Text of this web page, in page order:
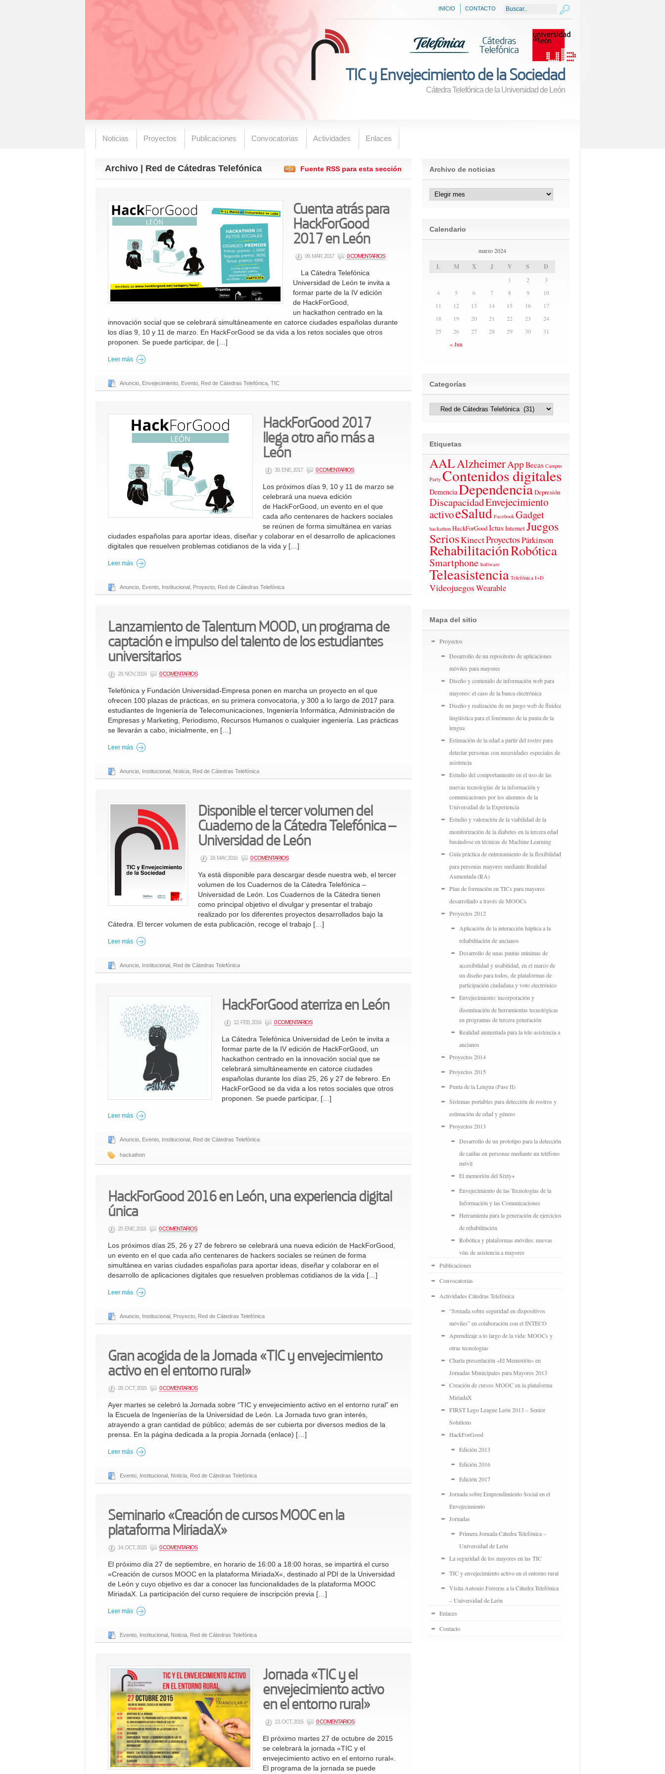
INICIO CONTACTO
TIC y Envejecimiento de la Sociedad
Cátedra Telefónica de la Universidad de León
Noticias Proyectos Publicaciones Convocatorias Actividades Enlaces
Archivo | Red de Cátedras Telefónica Fuente RSS para esta sección
Cuenta atrás para
HackForGood
2017 en León
09. MAR, 2017 0 COMENTARIOS
La Cátedra Telefónica
Universidad de León te invita a
formar parte de la IV edición
de HackForGood,
un hackathon centrado en la
innovación social que se celebrará simultáneamente en catorce ciudades españolas durante
los días 9, 10 y 11 de marzo. En HackForGood se da vida a los retos sociales que otros
proponen. Se puede participar, de […]
Leer más
Anuncio Envejecimiento Evento Red de Cátedras Telefónica TIC
HackForGood 2017
llega otro año más a
León
30. ENE, 2017 0 COMENTARIOS
Los próximos días 9, 10 y 11 de marzo se
celebrará una nueva edición
de HackForGood, un evento en el que
cada año centenares de hackers sociales
se reúnen de forma simultánea en varias
ciudades españolas para aportar ideas, diseñar y colaborar en el desarrollo de aplicaciones
digitales que resuelven problemas cotidianos de la vida y […]
Leer más
Anuncio Evento Institucional Proyecto Red de Cátedras Telefónica
Lanzamiento de Talentum MOOD, un programa de
captación e impulso del talento de los estudiantes
universitarios
29. NOV, 2016 0 COMENTARIOS
Telefónica y Fundación Universidad-Empresa ponen en marcha un proyecto en el que
ofrecen 100 plazas de prácticas, en su primera convocatoria, y 300 a lo largo de 2017 para
estudiantes de Ingeniería de Telecomunicaciones, Ingeniería Informática, Administración de
Empresas y Marketing, Periodismo, Recursos Humanos o cualquier ingeniería. Las prácticas
se llevarán a cabo, inicialmente, en […]
Leer más
Anuncio Institucional Noticia Red de Cátedras Telefónica
Disponible el tercer volumen del
Cuaderno de la Cátedra Telefónica –
Universidad de León
18. MAY, 2016 0 COMENTARIOS
Ya está disponible para descargar desde nuestra web, el tercer
volumen de los Cuadernos de la Cátedra Telefónica –
Universidad de León. Los Cuadernos de la Cátedra tienen
como principal objetivo el divulgar y presentar el trabajo
realizado por los diferentes proyectos desarrollados bajo la
Cátedra. El tercer volumen de esta publicación, recoge el trabajo […]
Leer más
Anuncio Institucional Red de Cátedras Telefónica
HackForGood aterriza en León
12. FEB, 2016 0 COMENTARIOS
La Cátedra Telefónica Universidad de León te invita a
formar parte de la IV edición de HackForGood, un
hackathon centrado en la innovación social que se
celebrará simultáneamente en catorce ciudades
españolas durante los días 25, 26 y 27 de febrero. En
HackForGood se da vida a los retos sociales que otros
proponen. Se puede participar, […]
Leer más
Anuncio Evento Institucional Red de Cátedras Telefónica
hackathon
HackForGood 2016 en León, una experiencia digital
única
20. ENE, 2016 0 COMENTARIOS
Los próximos días 25, 26 y 27 de febrero se celebrará una nueva edición de HackForGood,
un evento en el que cada año centenares de hackers sociales se reúnen de forma
simultánea en varias ciudades españolas para aportar ideas, diseñar y colaborar en el
desarrollo de aplicaciones digitales que resuelven problemas cotidianos de la vida […]
Leer más
Anuncio Institucional Proyecto Red de Cátedras Telefónica
Gran acogida de la Jornada «TIC y envejecimiento
activo en el entorno rural»
28. OCT, 2015 0 COMENTARIOS
Ayer martes se celebró la Jornada sobre “TIC y envejecimiento activo en el entorno rural” en
la Escuela de Ingenierías de la Universidad de León. La Jornada tuvo gran interés,
atrayendo a gran cantidad de público; además de ser cubierta por diversos medios de la
prensa. En la página dedicada a la propia Jornada (enlace) […]
Leer más
Evento Institucional Noticia Red de Cátedras Telefónica
Seminario «Creación de cursos MOOC en la
plataforma MiriadaX»
14. OCT, 2015 0 COMENTARIOS
El próximo día 27 de septiembre, en horario de 16:00 a 18:00 horas, se impartirá el curso
«Creación de cursos MOOC en la plataforma MiriadaX«, destinado al PDI de la Universidad
de León y cuyo objetivo es dar a conocer las funcionalidades de la plataforma MOOC
MiriadaX. La participación del curso requiere de inscripción previa […]
Leer más
Evento Institucional Noticia Red de Cátedras Telefónica
Jornada «TIC y el
envejecimiento activo
en el entorno rural»
13. OCT, 2015 0 COMENTARIOS
El próximo martes 27 de octubre de 2015
se celebrará la jornada «TIC y el
envejecimiento activo en el entorno rural«.
El programa de la jornada se puede
Archivo de noticias
Calendario
marzo 2024
L M X J V S D
« Jun
1 2
3
4
5 6 7 8 9
10
11
12 13 14 15 16
17
18
19 20 21 22 23
24
25
26 27 28 29 30 31
Categorías
Etiquetas
AALAlzheimerAppBecas Campus
Party Contenidos digitales
DemenciaDependenciaDepresión
DiscapacidadEnvejecimiento
activoeSalud Facebook Gadget
hackathon HackForGoodIctusInternetJuegos
SeriosKinectProyectosPárkinson
RehabilitaciónRobótica
Smartphone Software
Teleasistencia Telefónica I+D
VideojuegosWearable
Mapa del sitio
Proyectos
Desarrollo de un repositorio de aplicaciones
móviles para mayores
Diseño y contenido de información web para
mayores: el caso de la banca electrónica
Diseño y realización de un juego web de fluidez
lingüística para el fenómeno de la punta de la
lengua
Estimación de la edad a partir del rostro para
detectar personas con necesidades especiales de
asistencia
Estudio del comportamiento en el uso de las
nuevas tecnologías de la información y
comunicaciones por los alumnos de la
Universidad de la Experiencia
Estudio y valoración de la viabilidad de la
monitorización de la diabetes en la tercera edad
basándose en técnicas de Machine Learning
Guía práctica de entrenamiento de la flexibilidad
para personas mayores mediante Realidad
Aumentada (RA)
Plan de formación en TICs para mayores
desarrollado a través de MOOCs
Proyectos 2012
Aplicación de la interacción háptica a la
rehabilitación de ancianos
Desarrollo de unas pautas mínimas de
accesibilidad y usabilidad, en el marco de
un diseño para todos, de plataformas de
participación ciudadana y voto electrónico
Envejecimiento: incorporación y
diseminación de herramientas tecnológicas
en programas de tercera generación
Realidad aumentada para la tele-asistencia a
ancianos
Proyectos 2014
Proyectos 2015
Punta de la Lengua (Fase II)
Sistemas portables para detección de rostros y
estimación de edad y género
Proyectos 2013
Desarrollo de un prototipo para la detección
de caídas en personas mediante un teléfono
móvil
El memorión del Sixty+
Envejecimiento de las Tecnologías de la
Información y las Comunicaciones
Herramienta para la generación de ejercicios
de rehabilitación
Robótica y plataformas móviles: nuevas
vías de asistencia a mayores
Publicaciones
Convocatorias
Actividades Cátedras Telefónica
“Jornada sobre seguridad en dispositivos
móviles” en colaboración con el INTECO
Aprendizaje a lo largo de la vida: MOOCs y
otras tecnologías
Charla presentación «El Memorión» en
Jornadas Municipales para Mayores 2013
Creación de cursos MOOC en la plataforma
MiriadaX
FIRST Lego League León 2013 – Senior
Solutions
HackForGood
Edición 2013
Edición 2016
Edición 2017
Jornada sobre Emprendimiento Social en el
Envejecimiento
Jornadas
Primera Jornada Cátedra Telefónica –
Universidad de León
La seguridad de los mayores en las TIC
TIC y envejecimiento activo en el entorno rural
Visita Antonio Ferreras a la Cátedra Telefónica
– Universidad de León
Enlaces
Contacto